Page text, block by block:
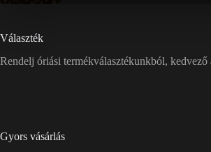
Választék
Rendelj óriási termékválasztékunkból, kedvező
Gyors vásárlás